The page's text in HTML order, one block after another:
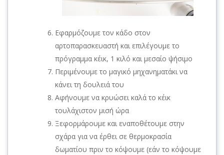
Εφαρμόζουμε τον κάδο στον
αρτοπαρασκευαστή και επιλέγουμε το
πρόγραμμα κέικ, 1 κιλό και μεσαίο ψήσιμο
Περιμένουμε το μαγικό μηχανηματάκι να
κάνει τη δουλειά του
Αφήνουμε να κρυώσει καλά το κέικ
τουλάχιστον μισή ώρα
Ξεφορμάρουμε και εναποθέτουμε στην
σχάρα για να έρθει σε θερμοκρασία
δωματίου πριν το κόψουμε (εάν το κόψουμε